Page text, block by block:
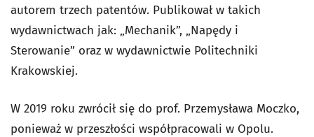
autorem trzech patentów. Publikował w takich
wydawnictwach jak: „Mechanik”, „Napędy i
Sterowanie” oraz w wydawnictwie Politechniki
Krakowskiej.
W 2019 roku zwrócił się do prof. Przemysława Moczko,
ponieważ w przeszłości współpracowali w Opolu.